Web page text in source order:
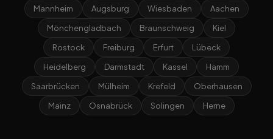
Mannheim
Augsburg Wiesbaden
Aachen
Mönchengladbach
Braunschweig
Kiel
Rostock
Freiburg Erfurt
Lübeck
Heidelberg
Darmstadt Kassel
Hamm
Saarbrücken
Mülheim Krefeld
Oberhausen
Mainz
Osnabrück Solingen Herne